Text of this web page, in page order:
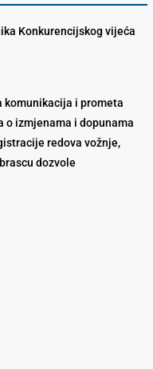
Konkurencijskog vijeća
komunikacija i prometa
o izmjenama i dopunama
redova vožnje,
dozvole